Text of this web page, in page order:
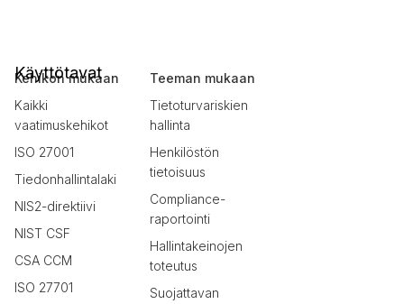
Käyttötavat
Kehikon mukaan
Kaikki
vaatimuskehikot
ISO 27001
Tiedonhallintalaki
NIS2-direktiivi
NIST CSF
CSA CCM
ISO 27701
Teeman mukaan
Tietoturvariskien
hallinta
Henkilöstön
tietoisuus
Compliance-
raportointi
Hallintakeinojen
toteutus
Suojattavan